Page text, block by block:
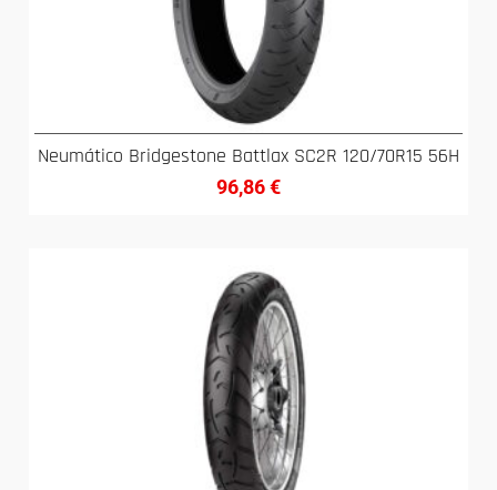
Neumático Bridgestone Battlax SC2R 120/70R15 56H
96,86€